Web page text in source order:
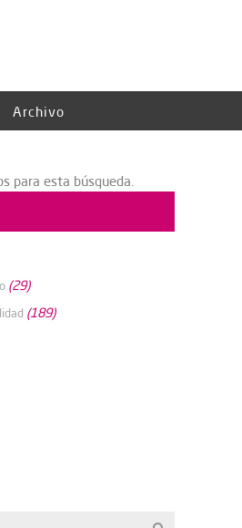
Archivo
para esta búsqueda.
(29)
(189)